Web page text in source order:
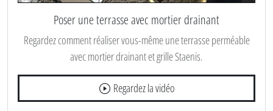
Poser une terrasse avec mortier drainant
Regardez comment réaliser vous-même une terrasse perméable
avec mortier drainant et grille Staenis.
Regardez la vidéo